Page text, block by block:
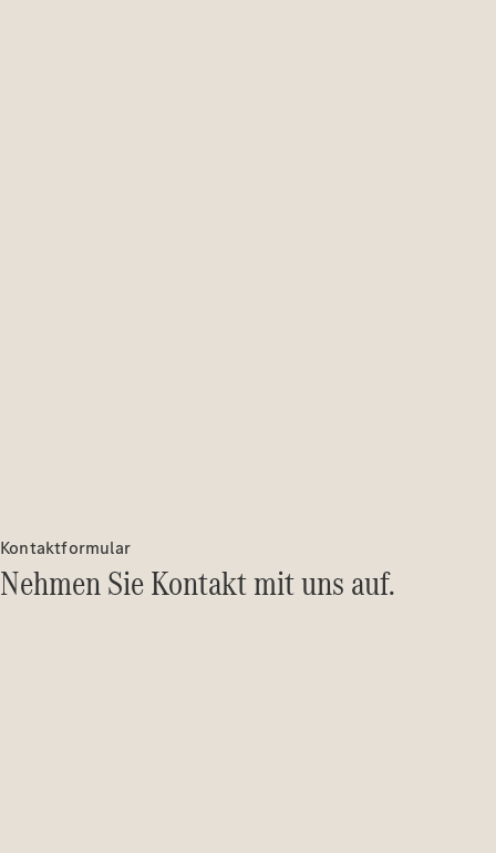
Kontaktformular
Nehmen Sie Kontakt mit uns auf.